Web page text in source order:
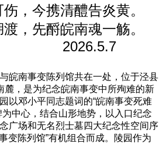
，今携清醴告炎黄。
，先酹皖南魂一觞。
皖南事变陈列馆共在一处，位于泾县
麓，是为纪念皖南事变中所殉难的新
以邓小平同志题词的“皖南事变死难
中心，结合山形地势，以入口纪念
广场和无名烈士墓四大纪念性空间序
变陈列馆”有机组合而成。陵园作为